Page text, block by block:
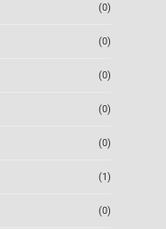
(0)
(0)
(0)
(0)
(0)
(1)
(0)